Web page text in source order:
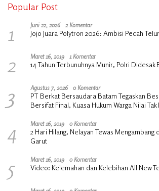
Popular Post
1 Juni 22, 2026 2 Komentar
Jojo Juara Polytron 2026: Ambisi Pecah
2 Maret 16, 2019 1 Komentar
14 Tahun Terbunuhnya Munir, Polri Didesak
3 Agustus 7, 2026 0 Komentar
PT Berkat Bersaudara Batam Tegaskan
Bersifat Final, Kuasa Hukum Warga Nilai
4 Maret 16, 2019 0 Komentar
2 Hari Hilang, Nelayan Tewas Mengambang
Garut
5 Maret 16, 2019 0 Komentar
Video: Kelemahan dan Kelebihan All New